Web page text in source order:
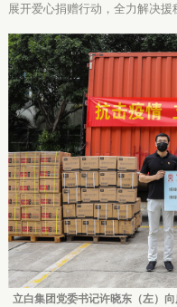
展开爱心捐赠行动，全力解决援
立白集团党委书记许晓东（左）